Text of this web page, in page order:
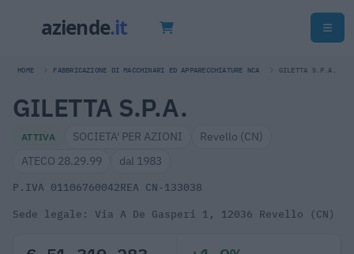
HOME FABBRICAZIONE DI MACCHINARI ED APPARECCHIATURE NCA GILETTA S.P.A.
GILETTA S.P.A.
ATTIVA SOCIETA' PER AZIONI
Revello (CN)
ATECO 28.29.99
dal 1983
P.IVA 01106760042REA CN-133038
Sede legale: Via A De Gasperi 1, 12036 Revello (CN)